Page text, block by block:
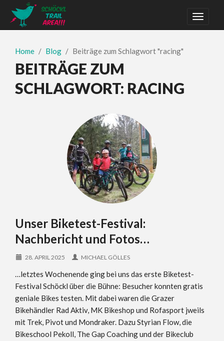
Home Blog Beiträge zum Schlagwort "racing"
BEITRÄGE ZUM
SCHLAGWORT: RACING
Unser Biketest-Festival:
Nachbericht und Fotos…
28. APRIL 2025 MICHAEL GÖLLES
…letztes Wochenende ging bei uns das erste Biketest-
Festival Schöckl über die Bühne: Besucher konnten gratis
geniale Bikes testen. Mit dabei waren die Grazer
Bikehändler Rad Aktiv, MK Bikeshop und Rofasport jweils
mit Trek, Pivot und Mondraker. Dazu Styrian Flow, die
Bikeschool Pekoll, The Gap Coaching und der Bikeclub